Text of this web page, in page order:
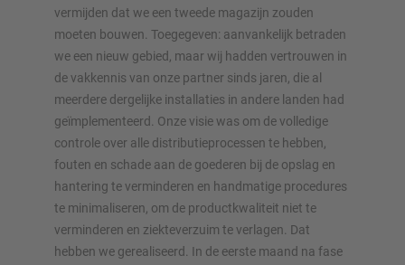
vermijden dat we een tweede magazijn zouden
moeten bouwen. Toegegeven: aanvankelijk betraden
we een nieuw gebied, maar wij hadden vertrouwen in
de vakkennis van onze partner sinds jaren, die al
meerdere dergelijke installaties in andere landen had
geïmplementeerd. Onze visie was om de volledige
controle over alle distributieprocessen te hebben,
fouten en schade aan de goederen bij de opslag en
hantering te verminderen en handmatige procedures
te minimaliseren, om de productkwaliteit niet te
verminderen en ziekteverzuim te verlagen. Dat
hebben we gerealiseerd. In de eerste maand na fase